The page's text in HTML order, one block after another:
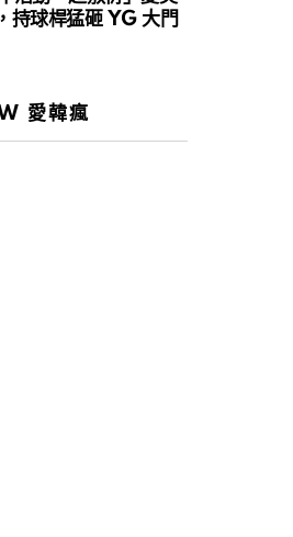
持球桿猛砸 YG 大門
愛韓瘋